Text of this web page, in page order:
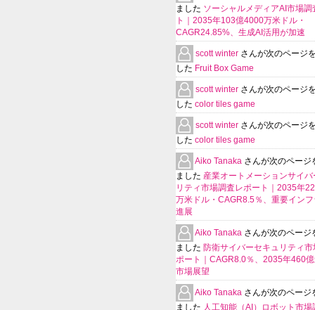
ました ソーシャルメディアAI市場調
ト｜2035年103億4000万米ドル・
CAGR24.85%、生成AI活用が加速
scott winter さんが次のページ
した Fruit Box Game
scott winter さんが次のページ
した color tiles game
scott winter さんが次のページ
した color tiles game
Aiko Tanaka さんが次のページ
ました 産業オートメーションサイ
リティ市場調査レポート｜2035年
万米ドル・CAGR8.5％、重要イン
進展
Aiko Tanaka さんが次のページ
ました 防衛サイバーセキュリティ
ポート｜CAGR8.0％、2035年460
市場展望
Aiko Tanaka さんが次のページ
ました 人工知能（AI）ロボット市場